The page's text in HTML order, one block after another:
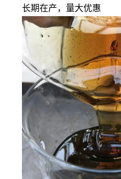
长期在产，量大优惠